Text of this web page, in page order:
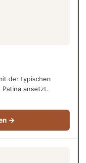
der typischen
ansetzt.
→